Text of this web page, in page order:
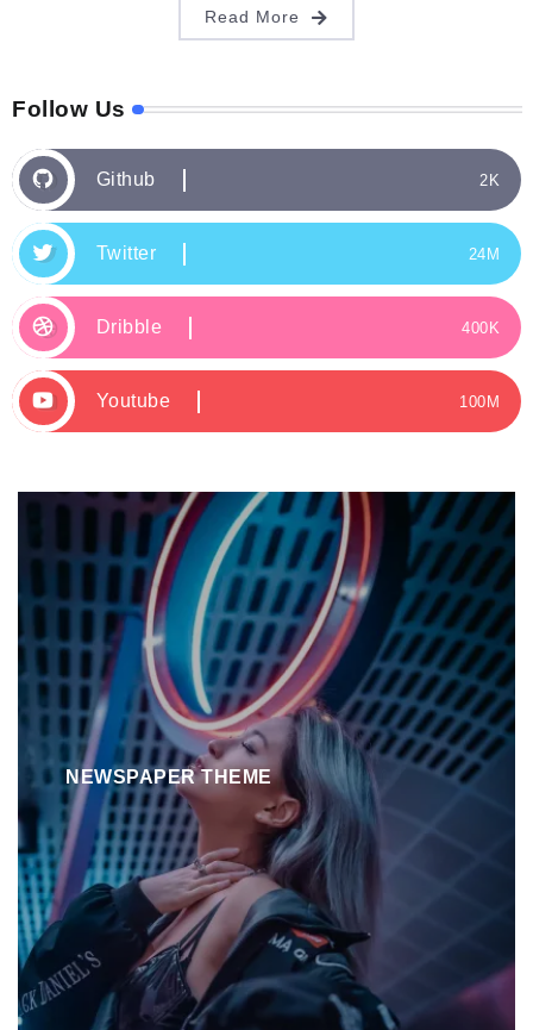
Read More
Follow Us
Github 2K
Twitter 24M
Dribble 400K
Youtube 100M
NEWSPAPER THEME